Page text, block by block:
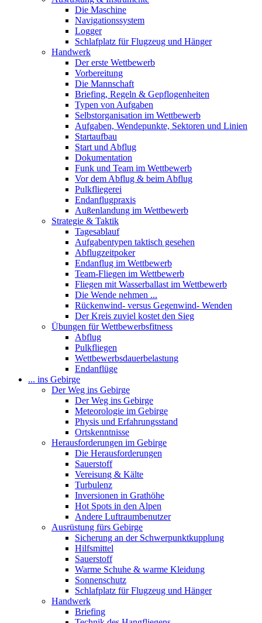
Die Maschine
Navigationssystem
Logger
Schlafplatz für Flugzeug und Hänger
Handwerk
Der erste Wettbewerb
Vorbereitung
Die Mannschaft
Briefing, Regeln & Gepflogenheiten
Typen von Aufgaben
Selbstorganisation im Wettbewerb
Aufgaben, Wendepunkte, Sektoren und Linien
Startaufbau
Start und Abflug
Dokumentation
Funk und Team im Wettbewerb
Vor dem Abflug & beim Abflug
Pulkfliegerei
Endanflugpraxis
Außenlandung im Wettbewerb
Strategie & Taktik
Tagesablauf
Aufgabentypen taktisch gesehen
Abflugzeitpoker
Endanflug im Wettbewerb
Team-Fliegen im Wettbewerb
Fliegen mit Wasserballast im Wettbewerb
Die Wende nehmen ...
Rückenwind- versus Gegenwind- Wenden
Der Kreis zuviel kostet den Sieg
Übungen für Wettbewerbsfitness
Abflug
Pulkfliegen
Wettbewerbsdauerbelastung
Endanflüge
... ins Gebirge
Der Weg ins Gebirge
Der Weg ins Gebirge
Meteorologie im Gebirge
Physis und Erfahrungsstand
Ortskenntnisse
Herausforderungen im Gebirge
Die Herausforderungen
Sauerstoff
Vereisung & Kälte
Turbulenz
Inversionen in Grathöhe
Hot Spots in den Alpen
Andere Luftraumbenutzer
Ausrüstung fürs Gebirge
Sicherung an der Schwerpunktkupplung
Hilfsmittel
Sauerstoff
Warme Schuhe & warme Kleidung
Sonnenschutz
Schlafplatz für Flugzeug und Hänger
Handwerk
Briefing